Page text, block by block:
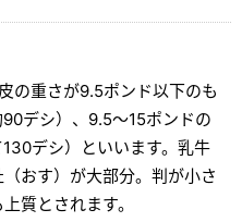
の重さが9.5ポンド以下のも
デシ）、9.5～15ポンドの
デシ）といいます。乳牛
おす）が大部分。判が小さ
質とされます。